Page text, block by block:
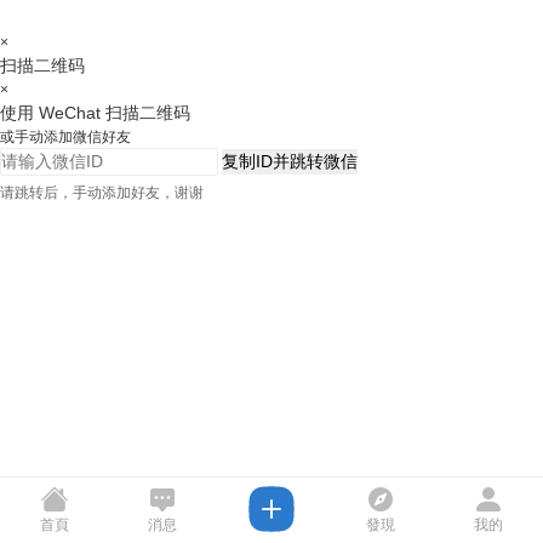
×
扫描二维码
×
使用 WeChat 扫描二维码
或手动添加微信好友
复制ID并跳转微信
请跳转后，手动添加好友，谢谢
首頁 消息 發現 我的